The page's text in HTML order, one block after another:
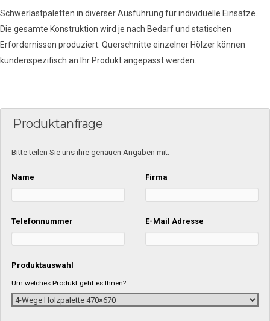
Schwerlastpaletten in diverser Ausführung für individuelle Einsätze.
Die gesamte Konstruktion wird je nach Bedarf und statischen
Erfordernissen produziert. Querschnitte einzelner Hölzer können
kundenspezifisch an Ihr Produkt angepasst werden.
Produktanfrage
Bitte teilen Sie uns ihre genauen Angaben mit.
Name Firma
Telefonnummer E-Mail Adresse
Produktauswahl
Um welches Produkt geht es Ihnen?